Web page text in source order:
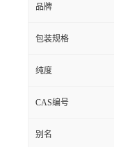
品牌
包装规格
纯度
CAS编号
别名